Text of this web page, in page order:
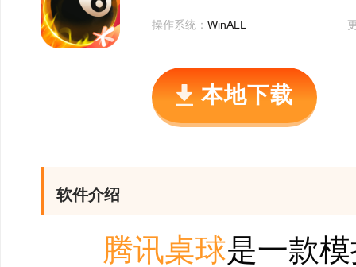
操作系统： WinALL
本地下载
软件介绍
腾讯桌球是一款